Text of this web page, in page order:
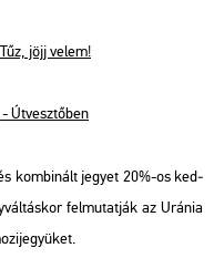
jöjj velem!
Út­vesz­tő­ben
kom­bi­nált je­gyet 20%-os ked­
fel­mu­tat­ják az Urá­nia